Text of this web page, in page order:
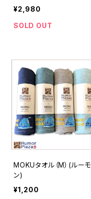
¥2,980
SOLD OUT
MOKUタオル（M）(ルーモ
ン)
¥1,200